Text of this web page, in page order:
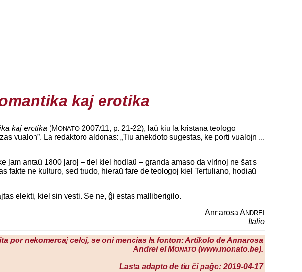
kaj erotika
kaj erotika (MONATO2007/11, p. 21-22), laŭ kiu la kristana teologo
vualon”. La redaktoro aldonas: „Tiu anekdoto sugestas, ke porti vualojn ...
jam antaŭ 1800 jaroj – tiel kiel hodiaŭ – granda amaso da virinoj ne ŝatis
fakte ne kulturo, sed trudo, hieraŭ fare de teologoj kiel Tertuliano, hodiaŭ
elekti, kiel sin vesti. Se ne, ĝi estas malliberigilo.
Annarosa ANDREI
Italio
por nekomercaj celoj, se oni mencias la fonton: Artikolo de Annarosa
Andrei el MONATO(www.monato.be).
Lasta adapto de tiu ĉi paĝo: 2019-04-17